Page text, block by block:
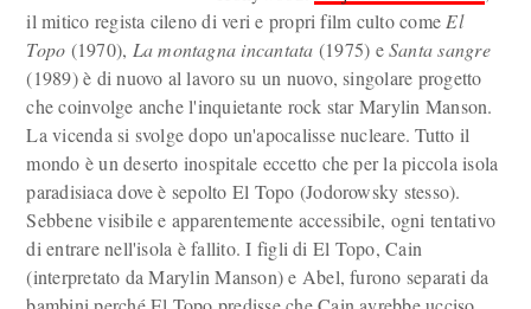
il mitico regista cileno di veri e propri film culto come El
Topo (1970), La montagna incantata (1975) eSanta sangre
(1989) è di nuovo al lavoro su un nuovo, singolare progetto
che coinvolge anche l'inquietante rock star Marylin Manson.
La vicenda si svolge dopo un'apocalisse nucleare. Tutto il
mondo è un deserto inospitale eccetto che per la piccola isola
paradisiaca dove è sepolto El Topo (Jodorowsky stesso).
Sebbene visibile e apparentemente accessibile, ogni tentativo
di entrare nell'isola è fallito. I figli di El Topo, Cain
(interpretato da Marylin Manson) e Abel, furono separati da